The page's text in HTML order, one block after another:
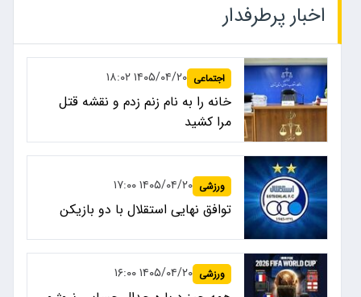
اخبار پرطرفدار
اجتماعی ۱۴۰۵/۰۴/۲۰ ۱۸:۰۲
خانه را به نام زنم زدم و نقشه قتل
مرا کشید
ورزشی ۱۴۰۵/۰۴/۲۰ ۱۷:۰۰
توافق نهایی استقلال با دو بازیکن
ورزشی ۱۴۰۵/۰۴/۲۰ ۱۶:۰۰